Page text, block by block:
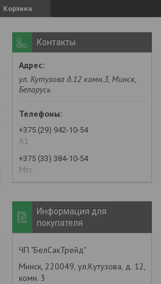
Корзина
Контакты
ул. Кутузова д.12 комн.3, Минск,
Беларусь
+375 (29) 942-10-54
А1
+375 (33) 384-10-54
Мтс
Информация для
покупателя
ЧП "БелСакТрейд"
Минск, 220049, ул.Кутузова, д. 12,
комн. 3